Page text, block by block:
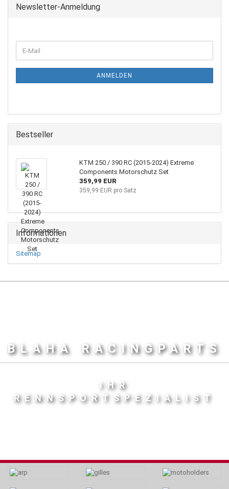
Newsletter-Anmeldung
ZUR
E-
Mail
ANMELDEN
Bestseller
KTM 250 / 390 RC (2015-2024) Extreme
Components Motorschutz Set
359,99 EUR
359,99 EUR pro Satz
Informationen
Sitemap
BLAHA RACINGPARTS
IHR
RENNSPORTSPEZIALIST